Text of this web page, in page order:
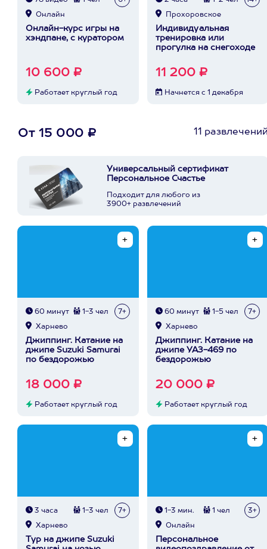
Онлайн
Онлайн-курс игры на
хэндпане, с куратором
10 600 ₽
Работает круглый год
Прохоровское
Индивидуальная
тренировка или
прогулка на снегоходе
11 200 ₽
Начнется с 1 декабря
От 15 000 ₽ 11
Универсальный сертификат
Персональное Счастье
Подходит для любого из
3900+ развлечений
60 минут 1-3 чел 7+
Харнево
Джиппинг. Катание на
джипе Suzuki Samurai
по бездорожью
18 000 ₽
Работает круглый год
60 минут 1-5 чел 7+
Харнево
Джиппинг. Катание на
джипе УАЗ-469 по
бездорожью
20 000 ₽
Работает круглый год
3 часа 1-3 чел 7+
Харнево
Тур на джипе Suzuki
1-3 мин. 1 чел 3+
Онлайн
Персональное